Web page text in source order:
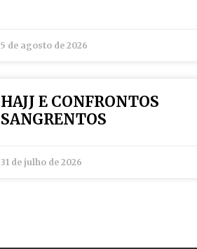
5 de agosto de 2026
HAJJ E CONFRONTOS
SANGRENTOS
31 de julho de 2026